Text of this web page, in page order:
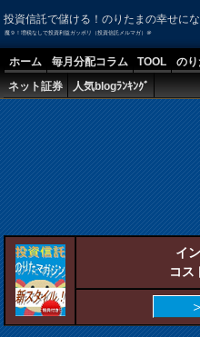
投資信託で儲ける！のりたまの幸せに
魔９！増税なしで投資利益ガッポリ（投資信託メルマガ）＠
ホーム 毎月分配コラム TOOL の
ネット証券
人気blogﾗﾝｷﾝｸﾞ
イ
コス